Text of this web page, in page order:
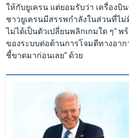
ให้กับยูเครน แต่ยอมรับว่า เครื่องบิ
ชาวยูเครนมีสรรพกำลังในส่วนที่ไม่
ไม่ได้เป็นตัวเปลี่ยนพลิกเกมใด ๆ”
ของระบบต่อต้านการโจมตีทางอาก
ชี้ขาดมาก่อนเลย” ด้วย